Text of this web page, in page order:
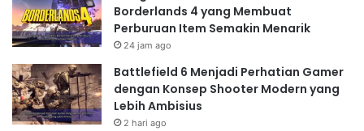
Borderlands 4 yang Membuat
Perburuan Item Semakin Menarik
24 jam ago
Battlefield 6 Menjadi Perhatian Gamer
dengan Konsep Shooter Modern yang
Lebih Ambisius
2 hari ago